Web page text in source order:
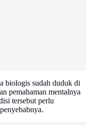
biologis sudah duduk di
pemahaman mentalnya
tersebut perlu